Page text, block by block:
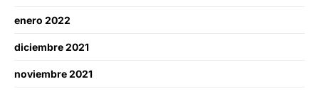
enero 2022
diciembre 2021
noviembre 2021